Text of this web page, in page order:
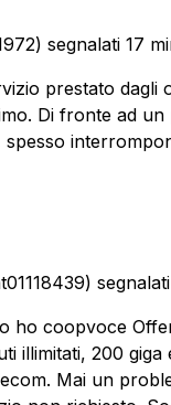
segnalati 17
prestato dagli
Di fronte ad
segnalati
ho coopvoce
illimitati, 200 giga
Mai un